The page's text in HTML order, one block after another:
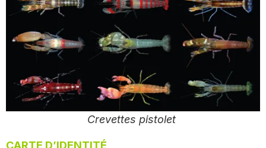
Crevettes pistolet
CARTE D’IDENTITÉ